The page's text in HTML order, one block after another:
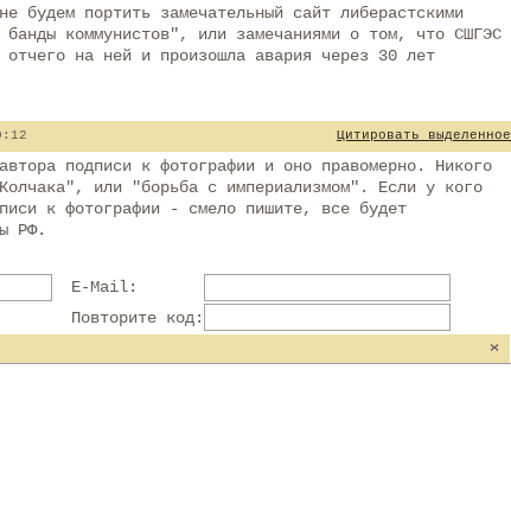
будем портить замечательный сайт либерастскими
банды коммунистов", или замечаниями о том, что СШГЭС
на ней и произошла авария через 30 лет
Цитировать выделенное
подписи к фотографии и оно правомерно. Никого
или "борьба с империализмом". Если у кого
к фотографии - смело пишите, все будет
РФ.
E-Mail:
Повторите код: